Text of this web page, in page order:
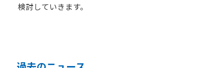
検討していきます。